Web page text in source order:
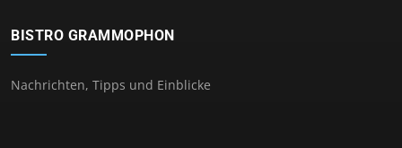
BISTRO GRAMMOPHON
Nachrichten, Tipps und Einblicke